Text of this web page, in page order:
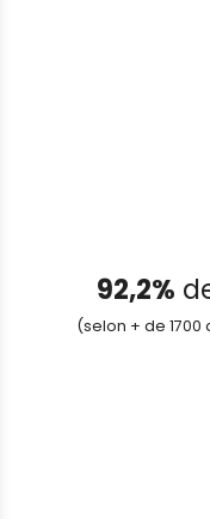
92,2%
(selon + de